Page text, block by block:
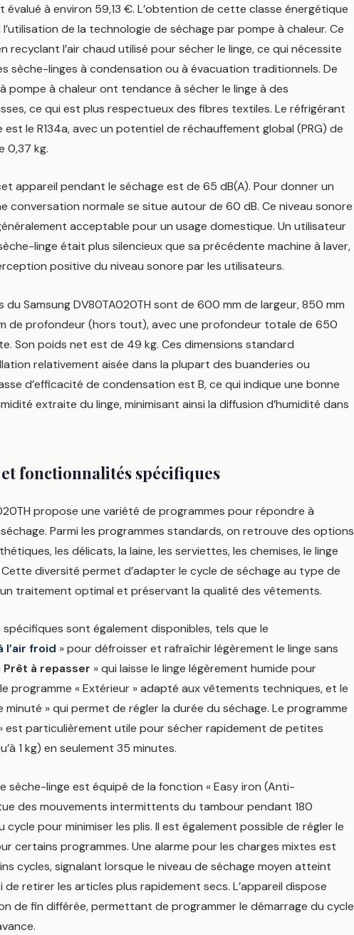
évalué à environ 59,13 €. L’obtention de cette classe énergétique
de la technologie de séchage par pompe à chaleur. Ce
recyclant l’air chaud utilisé pour sécher le linge, ce qui nécessite
sèche-linges à condensation ou à évacuation traditionnels. De
pompe à chaleur ont tendance à sécher le linge à des
ce qui est plus respectueux des fibres textiles. Le réfrigérant
le R134a, avec un potentiel de réchauffement global (PRG) de
0,37 kg.
appareil pendant le séchage est de 65 dB(A). Pour donner un
conversation normale se situe autour de 60 dB. Ce niveau sonore
acceptable pour un usage domestique. Un utilisateur
linge était plus silencieux que sa précédente machine à laver,
positive du niveau sonore par les utilisateurs.
du Samsung DV80TA020TH sont de 600 mm de largeur, 850 mm
de profondeur (hors tout), avec une profondeur totale de 650
Son poids net est de 49 kg. Ces dimensions standard
relativement aisée dans la plupart des buanderies ou
d’efficacité de condensation est B, ce qui indique une bonne
extraite du linge, minimisant ainsi la diffusion d’humidité dans
fonctionnalités spécifiques
propose une variété de programmes pour répondre à
Parmi les programmes standards, on retrouve des options
les délicats, la laine, les serviettes, les chemises, le linge
diversité permet d’adapter le cycle de séchage au type de
traitement optimal et préservant la qualité des vêtements.
sont également disponibles, tels que le
l’air froid » pour défroisser et rafraîchir légèrement le linge sans
Prêt à repasser » qui laisse le linge légèrement humide pour
programme « Extérieur » adapté aux vêtements techniques, et le
minuté » qui permet de régler la durée du séchage. Le programme
est particulièrement utile pour sécher rapidement de petites
1 kg) en seulement 35 minutes.
sèche-linge est équipé de la fonction « Easy iron (Anti-
des mouvements intermittents du tambour pendant 180
cycle pour minimiser les plis. Il est également possible de régler le
certains programmes. Une alarme pour les charges mixtes est
cycles, signalant lorsque le niveau de séchage moyen atteint
retirer les articles plus rapidement secs. L’appareil dispose
de fin différée, permettant de programmer le démarrage du cycle